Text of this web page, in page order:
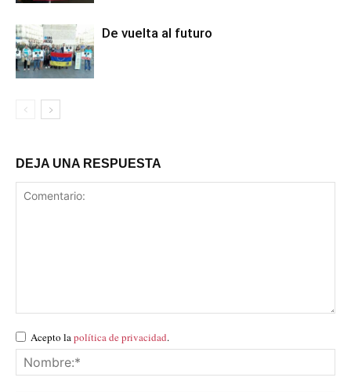
De vuelta al futuro
DEJA UNA RESPUESTA
Acepto lapolítica de privacidad.